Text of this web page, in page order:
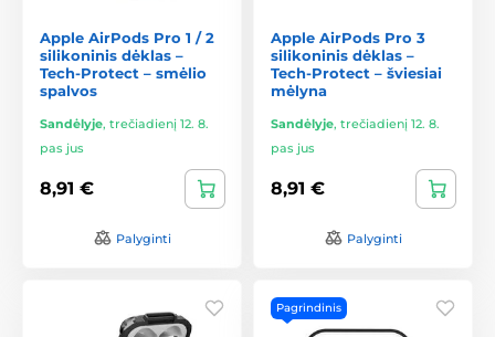
Apple AirPods Pro 1 / 2
silikoninis dėklas –
Tech-Protect – smėlio
spalvos
Sandėlyje, trečiadienį 12. 8.
pas jus
8,91 €
Palyginti
Apple AirPods Pro 3
silikoninis dėklas –
Tech-Protect – šviesiai
mėlyna
Sandėlyje, trečiadienį 12. 8.
pas jus
8,91 €
Palyginti
Pagrindinis